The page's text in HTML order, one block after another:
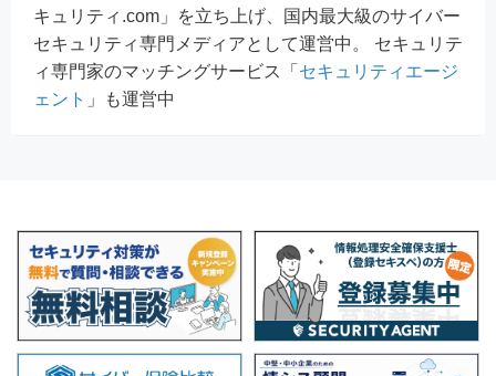
キュリティ.com」を立ち上げ、国内最大級のサイバー
セキュリティ専門メディアとして運営中。 セキュリテ
ィ専門家のマッチングサービス「 セキュリティエージ
ェント 」も運営中